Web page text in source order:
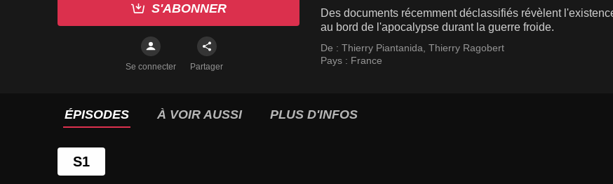
S'ABONNER
Se connecter Partager
Des documents récemment déclassifiés révèlent
au bord de l'apocalypse durant la guerre froide.
De : Thierry Piantanida Thierry Ragobert
Pays : France
ÉPISODES À VOIR AUSSI PLUS D'INFOS
S1